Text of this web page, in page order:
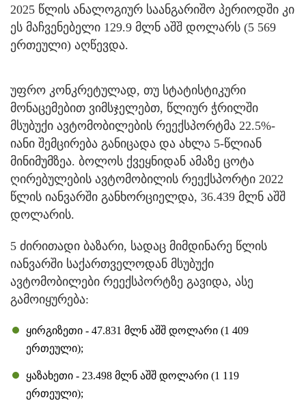
2025 წლის ანალოგიურ საანგარიშო პერიოდში კი
ეს მაჩვენებელი 129.9 მლნ აშშ დოლარს (5 569
ერთეული) აღწევდა.
უფრო კონკრეტულად, თუ სტატისტიკური
მონაცემებით ვიმსჯელებთ, წლიურ ჭრილში
მსუბუქი ავტომობილების რეექსპორტმა 22.5%-
იანი შემცირება განიცადა და ახლა 5-წლიან
მინიმუმზეა. ბოლოს ქვეყნიდან ამაზე ცოტა
ღირებულების ავტომობილის რეექსპორტი 2022
წლის იანვარში განხორციელდა, 36.439 მლნ აშშ
დოლარის.
5 ძირითადი ბაზარი, სადაც მიმდინარე წლის
იანვარში საქართველოდან მსუბუქი
ავტომობილები რეექსპორტზე გავიდა, ასე
გამოიყურება:
ყირგიზეთი - 47.831 მლნ აშშ დოლარი (1 409
ერთეული);
ყაზახეთი - 23.498 მლნ აშშ დოლარი (1 119
ერთეული);